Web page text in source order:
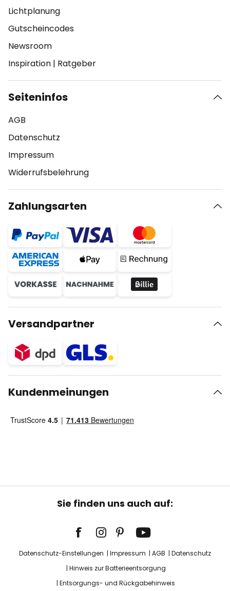
Lichtplanung
Gutscheincodes
Newsroom
Inspiration | Ratgeber
Seiteninfos
AGB
Datenschutz
Impressum
Widerrufsbelehrung
Zahlungsarten
Versandpartner
Kundenmeinungen
Sie finden uns auch auf:
Datenschutz-Einstellungen Impressum AGB
Datenschutz
Hinweis zur Batterieentsorgung
Entsorgungs- und Rückgabehinweis